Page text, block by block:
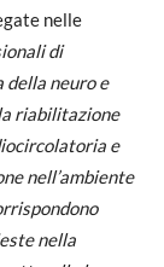
nelle
di
della neuro e
riabilitazione
e
nell’ambiente
nella